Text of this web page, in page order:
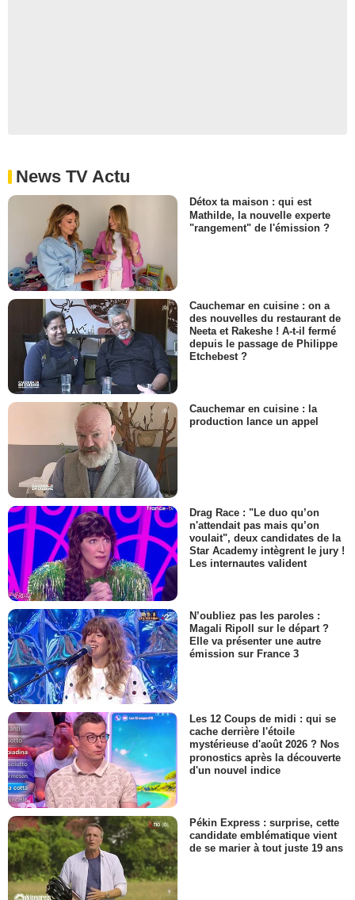
News TV Actu
Détox ta maison : qui est
Mathilde, la nouvelle experte
"rangement" de l'émission ?
Cauchemar en cuisine : on a
des nouvelles du restaurant de
Neeta et Rakeshe ! A-t-il fermé
depuis le passage de Philippe
Etchebest ?
Cauchemar en cuisine : la
production lance un appel
Drag Race : "Le duo qu’on
n'attendait pas mais qu’on
voulait", deux candidates de la
Star Academy intègrent le jury !
Les internautes valident
N’oubliez pas les paroles :
Magali Ripoll sur le départ ?
Elle va présenter une autre
émission sur France 3
Les 12 Coups de midi : qui se
cache derrière l'étoile
mystérieuse d'août 2026 ? Nos
pronostics après la découverte
d'un nouvel indice
Pékin Express : surprise, cette
candidate emblématique vient
de se marier à tout juste 19 ans